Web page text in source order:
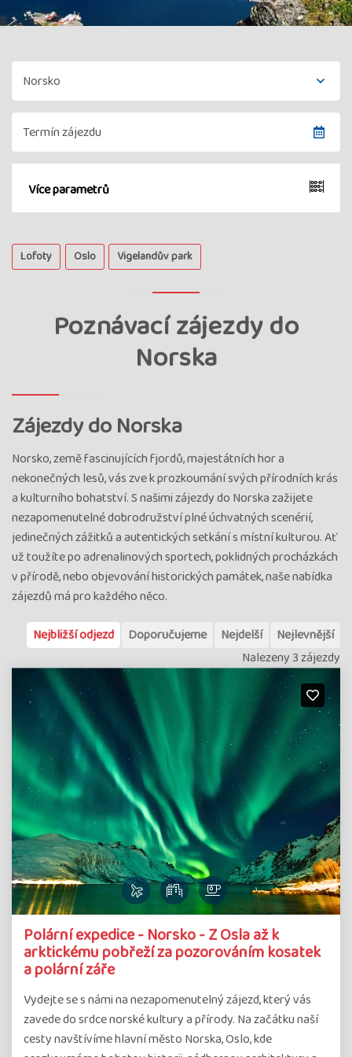
Více parametrů
Lofoty Oslo Vigelandův park
Poznávací zájezdy do
Norska
Zájezdy do Norska
Norsko, země fascinujících fjordů, majestátních hor a
nekonečných lesů, vás zve k prozkoumání svých přírodních krás
a kulturního bohatství. S našimi zájezdy do Norska zažijete
nezapomenutelné dobrodružství plné úchvatných scenérií,
jedinečných zážitků a autentických setkání s místní kulturou. Ať
už toužíte po adrenalinových sportech, poklidných procházkách
v přírodě, nebo objevování historických památek, naše nabídka
zájezdů má pro každého něco.
Nejbližší odjezd
Doporučujeme Nejdelší
Nejlevnější
Nalezeny 3 zájezdy
Polární expedice - Norsko - Z Osla až k
arktickému pobřeží za pozorováním kosatek
a polární záře
Vydejte se s námi na nezapomenutelný zájezd, který vás
zavede do srdce norské kultury a přírody. Na začátku naší
cesty navštívíme hlavní město Norska, Oslo, kde